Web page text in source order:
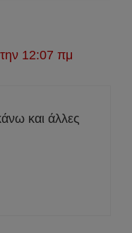
12:07 πμ
και άλλες